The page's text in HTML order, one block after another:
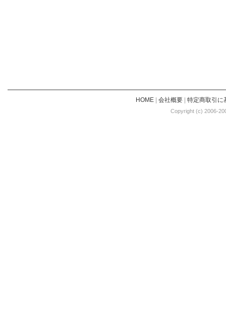
HOME| 会社概要| 特定商取引に
Copyright (c) 2006-